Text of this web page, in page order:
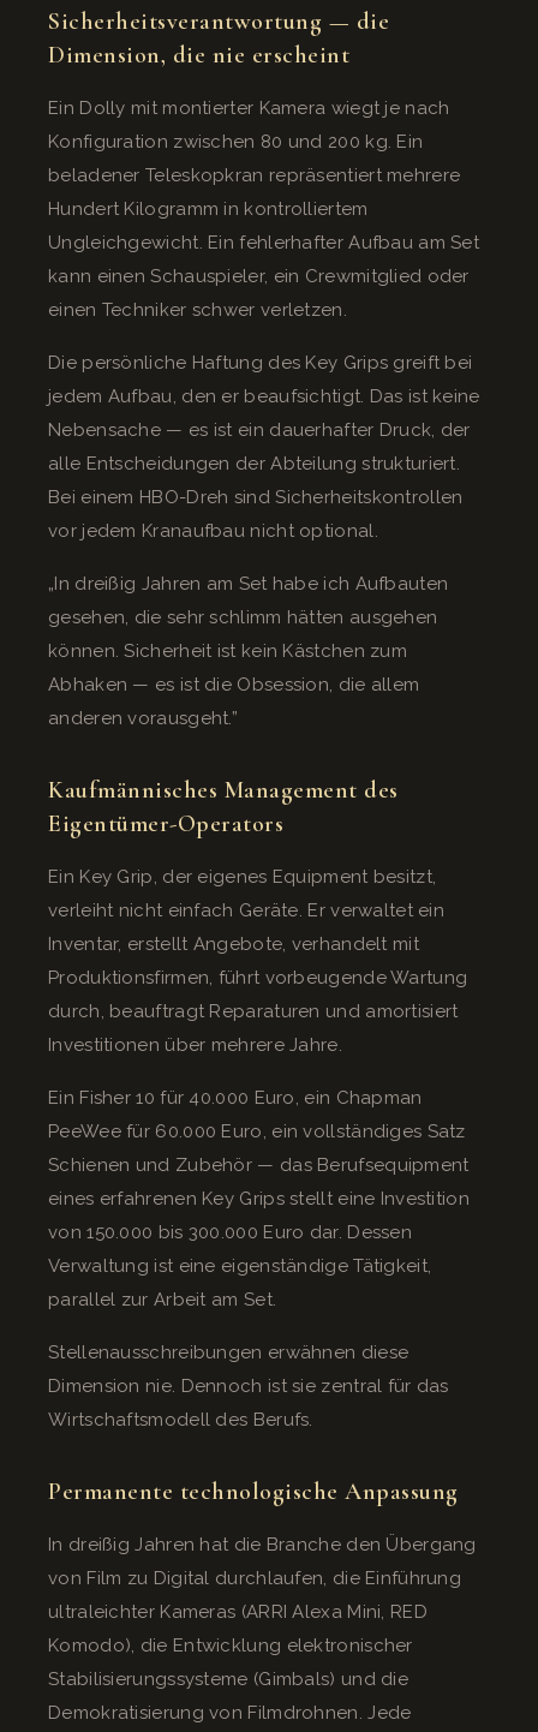
Sicherheitsverantwortung — die
Dimension, die nie erscheint
Ein Dolly mit montierter Kamera wiegt je nach
Konfiguration zwischen 80 und 200 kg. Ein
beladener Teleskopkran repräsentiert mehrere
Hundert Kilogramm in kontrolliertem
Ungleichgewicht. Ein fehlerhafter Aufbau am Set
kann einen Schauspieler, ein Crewmitglied oder
einen Techniker schwer verletzen.
Die persönliche Haftung des Key Grips greift bei
jedem Aufbau, den er beaufsichtigt. Das ist keine
Nebensache — es ist ein dauerhafter Druck, der
alle Entscheidungen der Abteilung strukturiert.
Bei einem HBO-Dreh sind Sicherheitskontrollen
vor jedem Kranaufbau nicht optional.
„In dreißig Jahren am Set habe ich Aufbauten
gesehen, die sehr schlimm hätten ausgehen
können. Sicherheit ist kein Kästchen zum
Abhaken — es ist die Obsession, die allem
anderen vorausgeht.”
Kaufmännisches Management des
Eigentümer-Operators
Ein Key Grip, der eigenes Equipment besitzt,
verleiht nicht einfach Geräte. Er verwaltet ein
Inventar, erstellt Angebote, verhandelt mit
Produktionsfirmen, führt vorbeugende Wartung
durch, beauftragt Reparaturen und amortisiert
Investitionen über mehrere Jahre.
Ein Fisher 10 für 40.000 Euro, ein Chapman
PeeWee für 60.000 Euro, ein vollständiges Satz
Schienen und Zubehör — das Berufsequipment
eines erfahrenen Key Grips stellt eine Investition
von 150.000 bis 300.000 Euro dar. Dessen
Verwaltung ist eine eigenständige Tätigkeit,
parallel zur Arbeit am Set.
Stellenausschreibungen erwähnen diese
Dimension nie. Dennoch ist sie zentral für das
Wirtschaftsmodell des Berufs.
Permanente technologische Anpassung
In dreißig Jahren hat die Branche den Übergang
von Film zu Digital durchlaufen, die Einführung
ultraleichter Kameras (ARRI Alexa Mini, RED
Komodo), die Entwicklung elektronischer
Stabilisierungssysteme (Gimbals) und die
Demokratisierung von Filmdrohnen. Jede